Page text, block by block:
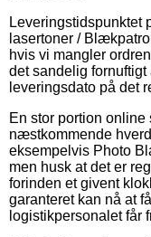
Leveringstidspunktet
lasertoner /
hvis vi mangler
det sandelig
leveringsdato på det
En stor portion
næstkommende
eksempelvis Photo
men husk at det er
forinden et givent
garanteret kan nå at
logistikpersonalet får